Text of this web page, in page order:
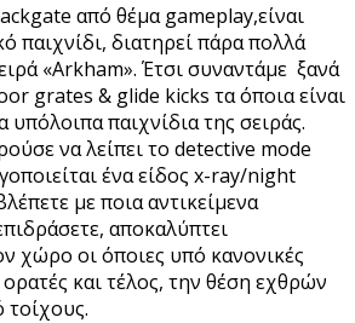
από θέμα gameplay,είναι
παιχνίδι, διατηρεί πάρα πολλά
«Arkham». Έτσι συναντάμε ξανά
grates & glide kicks τα όποια είναι
παιχνίδια της σειράς.
να λείπει το detective mode
ένα είδος x-ray/night
με ποια αντικείμενα
αποκαλύπτει
χώρο οι όποιες υπό κανονικές
και τέλος, την θέση εχθρών